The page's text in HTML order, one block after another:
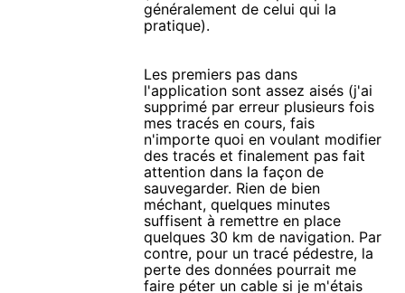
généralement de celui qui la
pratique).
Les premiers pas dans
l'application sont assez aisés (j'ai
supprimé par erreur plusieurs fois
mes tracés en cours, fais
n'importe quoi en voulant modifier
des tracés et finalement pas fait
attention dans la façon de
sauvegarder. Rien de bien
méchant, quelques minutes
suffisent à remettre en place
quelques 30 km de navigation. Par
contre, pour un tracé pédestre, la
perte des données pourrait me
faire péter un cable si je m'étais